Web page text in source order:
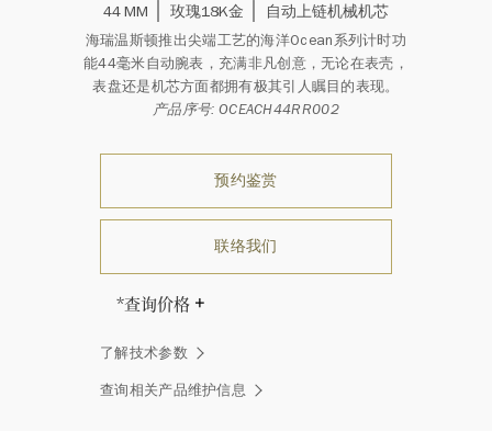
44 MM
玫瑰18K金 自动上链机械机芯
海瑞温斯顿推出尖端工艺的海洋Ocean系列计时功
能44毫米自动腕表，充满非凡创意，无论在表壳，
表盘还是机芯方面都拥有极其引人瞩目的表现。
产品序号: OCEACH44RR002
预约鉴赏
联络我们
*查询价格
有两颗相同的钻石。” 海瑞温斯顿的
每一件高级珠宝作品也是如此：每个
宝石皆与众不同而采用独特镶嵌方
了解技术参数
查询相关产品维护信息